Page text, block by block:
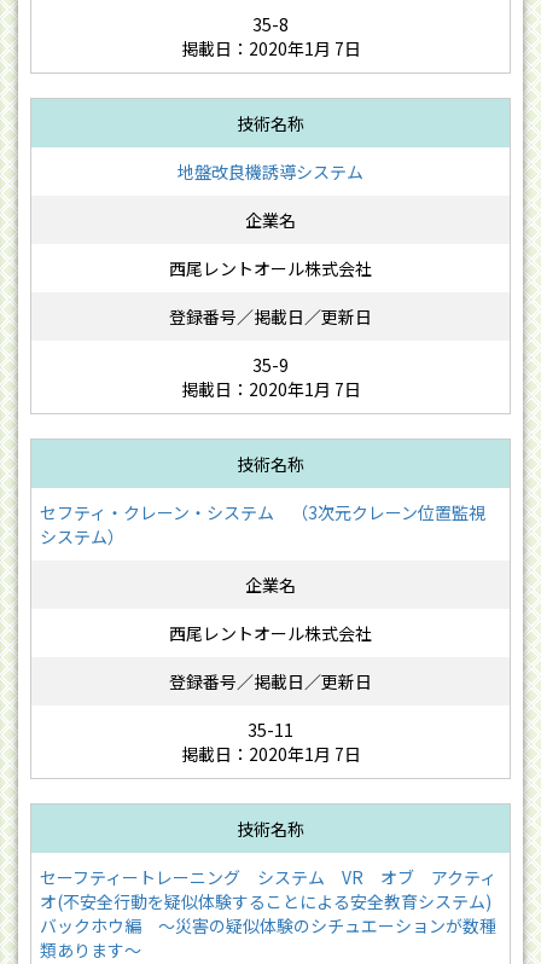
35-8
掲載日：2020年1月 7日
地盤改良機誘導システム
西尾レントオール株式会社
35-9
掲載日：2020年1月 7日
セフティ・クレーン・システム （3次元クレーン位置監視
システム）
西尾レントオール株式会社
35-11
掲載日：2020年1月 7日
セーフティートレーニング システム VR オブ アクティ
オ(不安全行動を疑似体験することによる安全教育システム)
バックホウ編 ～災害の疑似体験のシチュエーションが数種
類あります～